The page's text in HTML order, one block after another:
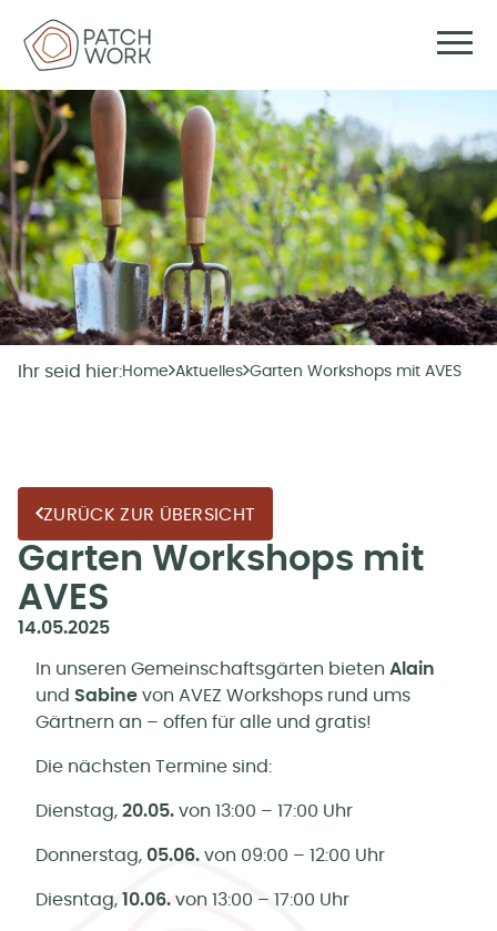
Ihr seid hier:Home Aktuelles Garten Workshops mit AVES
ZURÜCK ZUR ÜBERSICHT
Garten Workshops mit
AVES
14.05.2025
In unseren Gemeinschaftsgärten bieten Alain
und Sabine von AVEZ Workshops rund ums
Gärtnern an – offen für alle und gratis!
Die nächsten Termine sind:
Dienstag, 20.05. von 13:00 – 17:00 Uhr
Donnerstag, 05.06. von 09:00 – 12:00 Uhr
Diesntag, 10.06. von 13:00 – 17:00 Uhr